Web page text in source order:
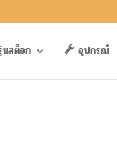
นสต็อก อุปกรณ์